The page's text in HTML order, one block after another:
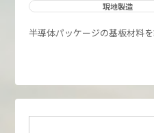
現地製造
半導体パッケージの基板材料